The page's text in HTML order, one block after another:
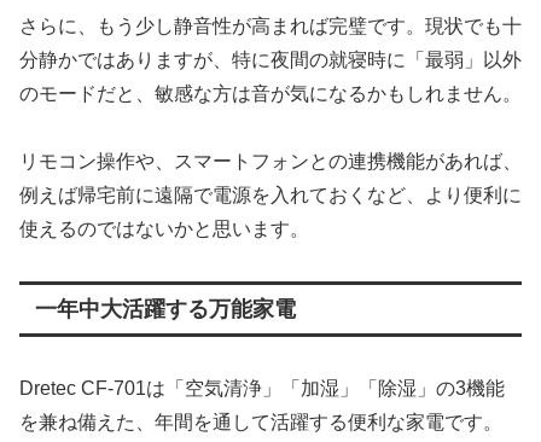
さらに、もう少し静音性が高まれば完璧です。現状でも十
分静かではありますが、特に夜間の就寝時に「最弱」以外
のモードだと、敏感な方は音が気になるかもしれません。
リモコン操作や、スマートフォンとの連携機能があれば、
例えば帰宅前に遠隔で電源を入れておくなど、より便利に
使えるのではないかと思います。
一年中大活躍する万能家電
Dretec CF-701は「空気清浄」「加湿」「除湿」の3機能
を兼ね備えた、年間を通して活躍する便利な家電です。